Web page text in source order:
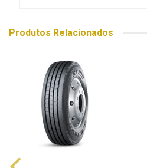
Produtos Relacionados